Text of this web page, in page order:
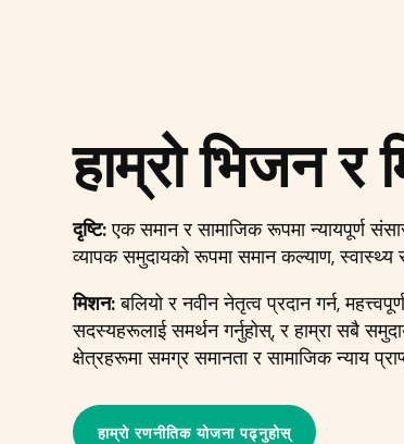
हाम्रो भिजन र
दृष्टि:एक समान र सामाजिक रूपमा न्यायपूर्ण
व्यापक समुदायको रूपमा समान कल्याण,
मिशन:बलियो र नवीन नेतृत्व प्रदान गर्न,
सदस्यहरूलाई समर्थन गर्नुहोस्, र हाम्रा सबै
क्षेत्रहरूमा समग्र समानता र सामाजिक न्याय
हाम्रो रणनीतिक योजना पढ्नुहोस्